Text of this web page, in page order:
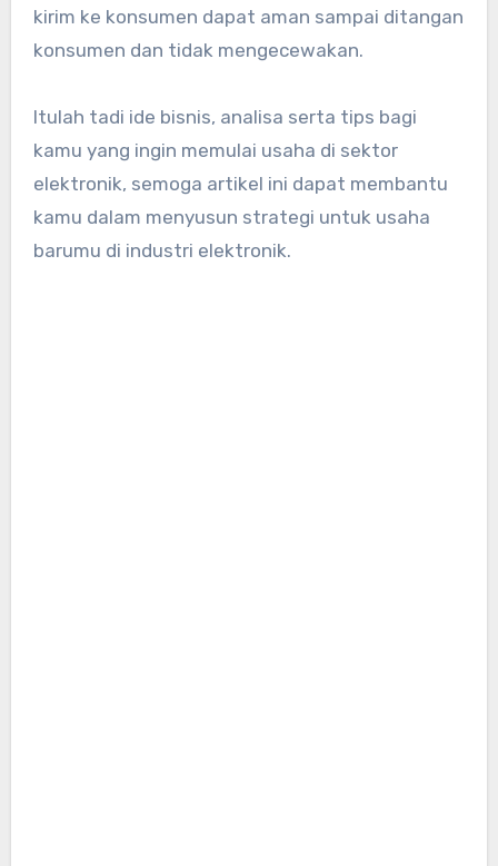
kirim ke konsumen dapat aman sampai ditangan
konsumen dan tidak mengecewakan.
Itulah tadi ide bisnis, analisa serta tips bagi
kamu yang ingin memulai usaha di sektor
elektronik, semoga artikel ini dapat membantu
kamu dalam menyusun strategi untuk usaha
barumu di industri elektronik.